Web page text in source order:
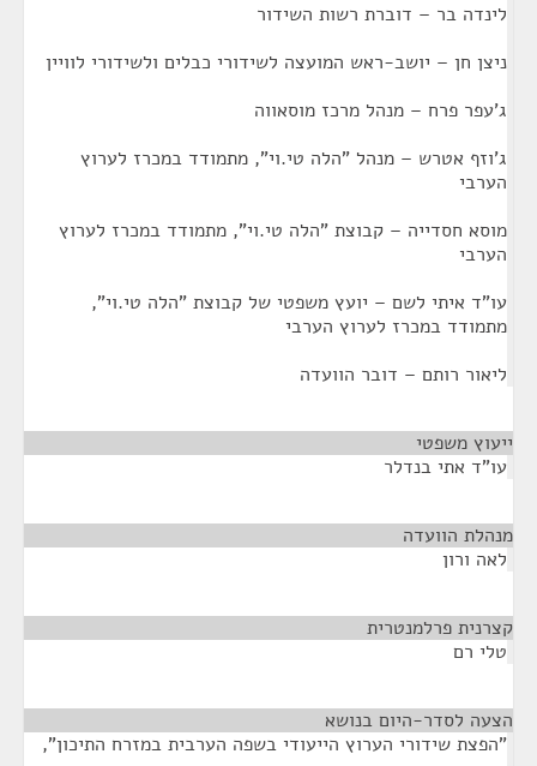
לינדה בר – דוברת רשות השידור
ניצן חן – יושב-ראש המועצה לשידורי כבלים ולשידורי לוויין
ג'עפר פרח – מנהל מרכז מוסאווה
ג'וזף אטרש – מנהל "הלה טי.וי", מתמודד במכרז לערוץ
הערבי
מוסא חסדייה – קבוצת "הלה טי.וי", מתמודד במכרז לערוץ
הערבי
עו"ד איתי לשם – יועץ משפטי של קבוצת "הלה טי.וי",
מתמודד במכרז לערוץ הערבי
ליאור רותם – דובר הוועדה
ייעוץ משפטי
עו"ד אתי בנדלר
מנהלת הוועדה
לאה ורון
קצרנית פרלמנטרית
טלי רם
הצעה לסדר-היום בנושא
"הפצת שידורי הערוץ הייעודי בשפה הערבית במזרח התיכון",